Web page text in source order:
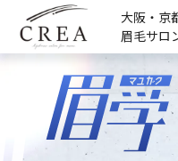
大阪・京
眉毛サロ
初めての方へ
選ばれる理由